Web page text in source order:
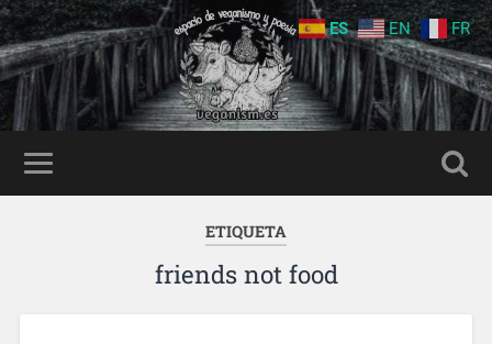
ETIQUETA
friends not food
ES EN FR